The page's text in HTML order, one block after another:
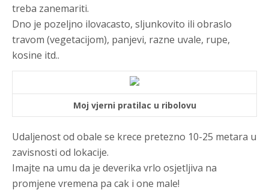
treba zanemariti.
Dno je pozeljno ilovacasto, sljunkovito ili obraslo
travom (vegetacijom), panjevi, razne uvale, rupe,
kosine itd..
Moj vjerni pratilac u ribolovu
Udaljenost od obale se krece pretezno 10-25 metara u
zavisnosti od lokacije.
Imajte na umu da je deverika vrlo osjetljiva na
promjene vremena pa cak i one male!